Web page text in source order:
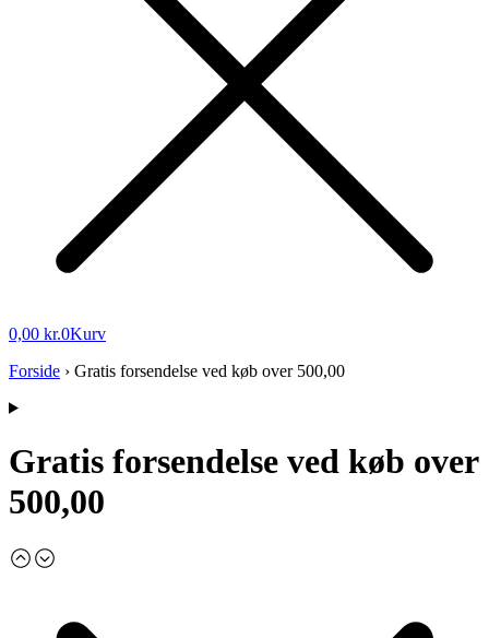
0,00 kr.0Kurv
Forside › Gratis forsendelse ved køb over 500,00
Gratis forsendelse ved køb over
500,00